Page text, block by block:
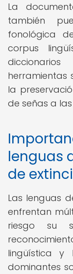
La
también
fonológica
corpus
herramientas
la
de señas a
lenguas
de
Las lenguas
enfrentan
riesgo su
lingüística y
dominantes